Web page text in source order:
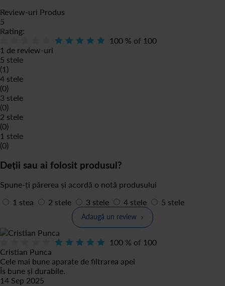
Review-uri Produs
5
Rating:
100 % of 100
1 de review-uri
5 stele
(1)
4 stele
(0)
3 stele
(0)
2 stele
(0)
1 stele
(0)
Deții sau ai folosit produsul?
Spune-ți părerea și acordă o notă produsului
1 stea
2 stele 3 stele 4 stele 5 stele
Adaugă un review
100 % of 100
Cristian Punca
Cele mai bune aparate de filtrarea apei
Îs bune și durabile.
14 Sep 2025